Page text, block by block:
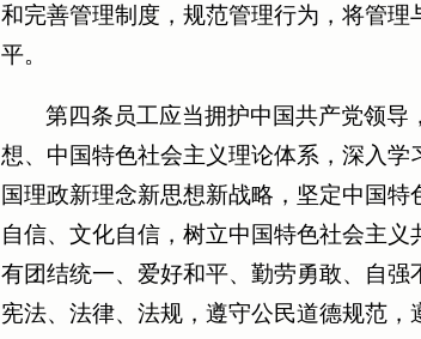
和完善管理制度，规范管理行为，将管
平。
第四条员工应当拥护中国共产党领
想、中国特色社会主义理论体系，深入
国理政新理念新思想新战略，坚定中国
自信、文化自信，树立中国特色社会主
有团结统一、爱好和平、勤劳勇敢、自
宪法、法律、法规，遵守公民道德规范